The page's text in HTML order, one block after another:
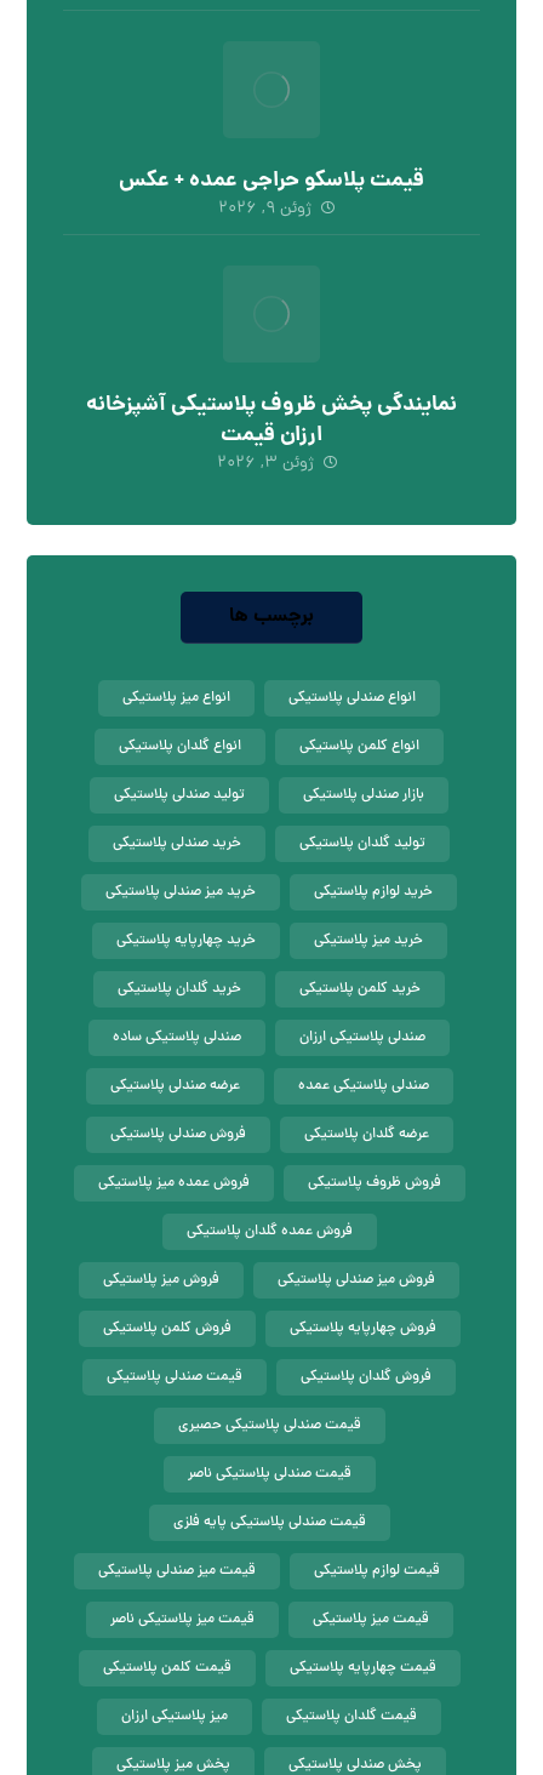
قیمت پلاسکو حراجی عمده + عکس
ژوئن ۹, ۲۰۲۶
نمایندگی پخش ظروف پلاستیکی آشپزخانه
ارزان قیمت
ژوئن ۳, ۲۰۲۶
برچسب ها
انواع صندلی پلاستیکی انواع میز پلاستیکی
انواع کلمن پلاستیکی انواع گلدان پلاستیکی
بازار صندلی پلاستیکی تولید صندلی پلاستیکی
تولید گلدان پلاستیکی خرید صندلی پلاستیکی
خرید لوازم پلاستیکی خرید میز صندلی پلاستیکی
خرید میز پلاستیکی خرید چهارپایه پلاستیکی
خرید کلمن پلاستیکی خرید گلدان پلاستیکی
صندلی پلاستیکی ارزان صندلی پلاستیکی ساده
صندلی پلاستیکی عمده عرضه صندلی پلاستیکی
عرضه گلدان پلاستیکی فروش صندلی پلاستیکی
فروش ظروف پلاستیکی فروش عمده میز پلاستیکی
فروش عمده گلدان پلاستیکی
فروش میز صندلی پلاستیکی فروش میز پلاستیکی
فروش چهارپایه پلاستیکی فروش کلمن پلاستیکی
فروش گلدان پلاستیکی قیمت صندلی پلاستیکی
قیمت صندلی پلاستیکی حصیری
قیمت صندلی پلاستیکی ناصر
قیمت صندلی پلاستیکی پایه فلزی
قیمت لوازم پلاستیکی قیمت میز صندلی پلاستیکی
قیمت میز پلاستیکی قیمت میز پلاستیکی ناصر
قیمت چهارپایه پلاستیکی قیمت کلمن پلاستیکی
قیمت گلدان پلاستیکی میز پلاستیکی ارزان
پخش صندلی پلاستیکی پخش میز پلاستیکی